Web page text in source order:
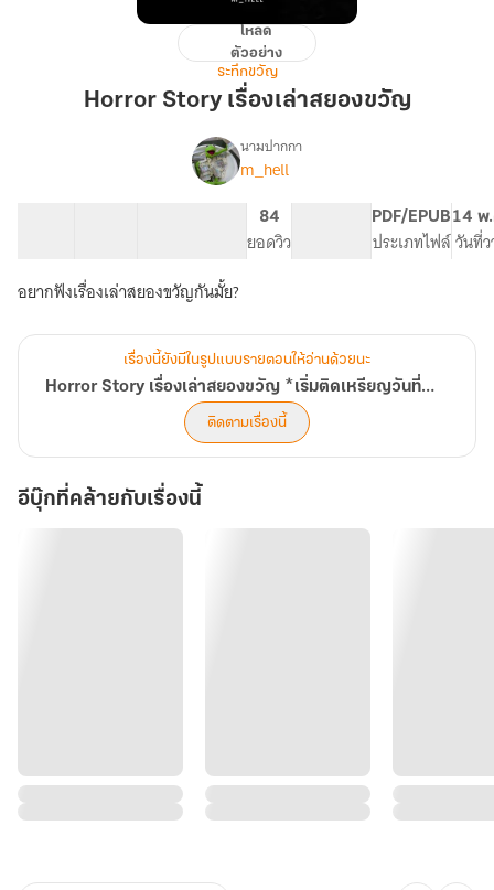
Horror
เรื่อง
โหลด
ตัวอย่าง
ระทึกขวัญ
Horror Story เรื่องเล่าสยองขวัญ
เรื่องHorror
เรื่อง
เล่า
สยอง
เหรียญ
วัน
ที่
1/09
นามปากกา
m_hell
84
ยอดวิว
PDF/EPUB
ประเภทไฟล์
14 พ
วันที่
เรื่องนี้ยังมีในรูปแบบรายตอนให้อ่านด้วยนะ
Horror Story เรื่องเล่าสยองขวัญ *เริ่มติดเหรียญวันที่ 1/09
ติดตามเรื่องนี้
อีบุ๊กที่คล้ายกับเรื่องนี้